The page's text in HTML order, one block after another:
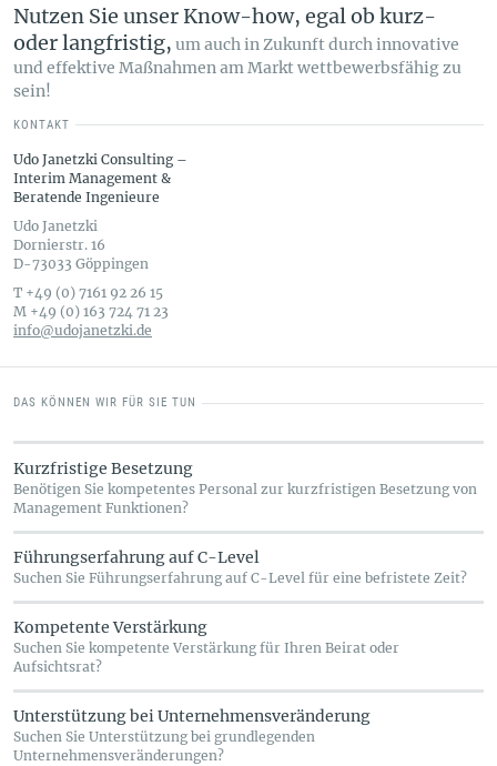
Nutzen Sie unser Know-how, egal ob kurz-
oder langfristig, um auch in Zukunft durch innovative
und effektive Maßnahmen am Markt wettbewerbsfähig zu
sein!
KONTAKT
Udo Janetzki Consulting –
Interim Management &
Beratende Ingenieure
Udo Janetzki
Dornierstr. 16
D-73033 Göppingen
T +49 (0) 7161 92 26 15
M +49 (0) 163 724 71 23
info@udojanetzki.de
DAS KÖNNEN WIR FÜR SIE TUN
Kurzfristige Besetzung
Benötigen Sie kompetentes Personal zur kurzfristigen Besetzung von
Management Funktionen?
Führungserfahrung auf C-Level
Suchen Sie Führungserfahrung auf C-Level für eine befristete Zeit?
Kompetente Verstärkung
Suchen Sie kompetente Verstärkung für Ihren Beirat oder
Aufsichtsrat?
Unterstützung bei Unternehmensveränderung
Suchen Sie Unterstützung bei grundlegenden
Unternehmensveränderungen?